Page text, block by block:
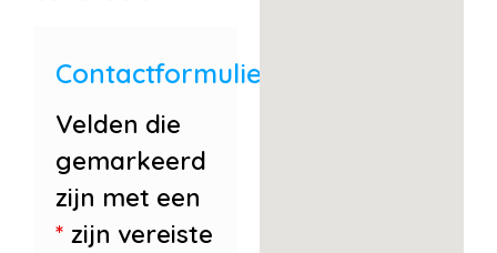
Contactformulier
Velden die
gemarkeerd
zijn met een
* zijn vereiste